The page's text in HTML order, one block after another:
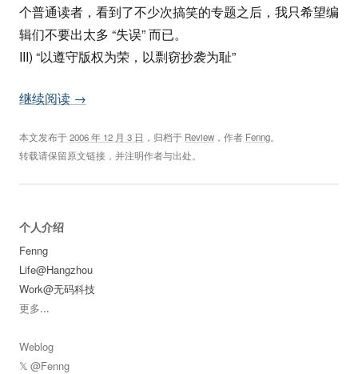
个普通读者，看到了不少次搞笑的专题之后，我只希望编
辑们不要出太多 “失误” 而已。
III) “以遵守版权为荣，以剽窃抄袭为耻”
继续阅读 →
本文发布于2006 年 12 月 3 日 ，归档于 Review ，作者 Fenng。
转载请保留原文链接，并注明作者与出处。
个人介绍
Fenng
Life@Hangzhou
Work@无码科技
更多...
Weblog
𝕏 @Fenng